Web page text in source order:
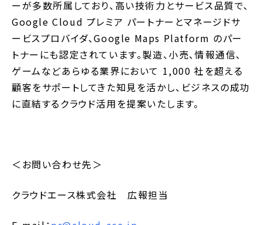
ーが多数所属しており、高い技術力とサービス品質で、
Google Cloud プレミア パートナーとマネージドサ
ービスプロバイダ、Google Maps Platform のパー
トナーにも認定されています。製造、小売、情報通信、
ゲームなどあらゆる業界において 1,000 社を超える
顧客をサポートしてきた知見を活かし、ビジネスの成功
に直結するクラウド活用を提案いたします。
＜お問い合わせ先＞
クラウドエース株式会社 広報担当